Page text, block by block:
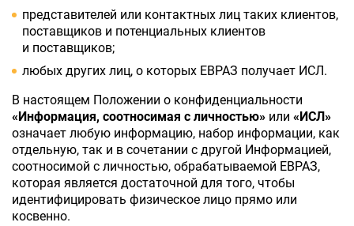
представителей или контактных лиц таких клиентов,
поставщиков и потенциальных клиентов
и поставщиков;
любых других лиц, о которых ЕВРАЗ получает ИСЛ.
В настоящем Положении о конфиденциальности
«Информация, соотносимая с личностью» или «ИСЛ»
означает любую информацию, набор информации, как
отдельную, так и в сочетании с другой Информацией,
соотносимой с личностью, обрабатываемой ЕВРАЗ,
которая является достаточной для того, чтобы
идентифицировать физическое лицо прямо или
косвенно.